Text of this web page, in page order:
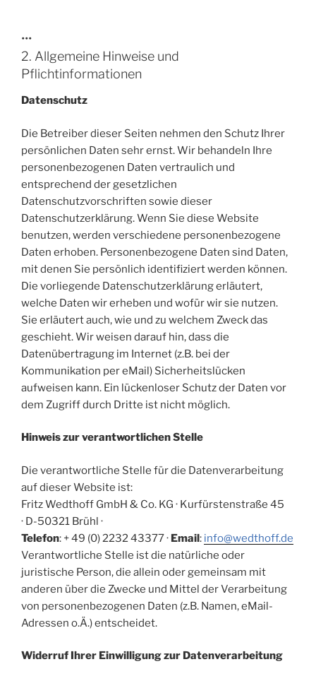
•••
2. Allgemeine Hinweise und
Pflichtinformationen
Datenschutz
Die Betreiber dieser Seiten nehmen den Schutz Ihrer
persönlichen Daten sehr ernst. Wir behandeln Ihre
personenbezogenen Daten vertraulich und
entsprechend der gesetzlichen
Datenschutzvorschriften sowie dieser
Datenschutzerklärung. Wenn Sie diese Website
benutzen, werden verschiedene personenbezogene
Daten erhoben. Personenbezogene Daten sind Daten,
mit denen Sie persönlich identifiziert werden können.
Die vorliegende Datenschutzerklärung erläutert,
welche Daten wir erheben und wofür wir sie nutzen.
Sie erläutert auch, wie und zu welchem Zweck das
geschieht. Wir weisen darauf hin, dass die
Datenübertragung im Internet (z.B. bei der
Kommunikation per eMail) Sicherheitslücken
aufweisen kann. Ein lückenloser Schutz der Daten vor
dem Zugriff durch Dritte ist nicht möglich.
Hinweis zur verantwortlichen Stelle
Die verantwortliche Stelle für die Datenverarbeitung
auf dieser Website ist:
Fritz Wedthoff GmbH & Co. KG · Kurfürstenstraße 45
· D-50321 Brühl ·
Telefon: + 49 (0) 2232 43377 · Email: info@wedthoff.de
Verantwortliche Stelle ist die natürliche oder
juristische Person, die allein oder gemeinsam mit
anderen über die Zwecke und Mittel der Verarbeitung
von personenbezogenen Daten (z.B. Namen, eMail-
Adressen o.Ä.) entscheidet.
Widerruf Ihrer Einwilligung zur Datenverarbeitung